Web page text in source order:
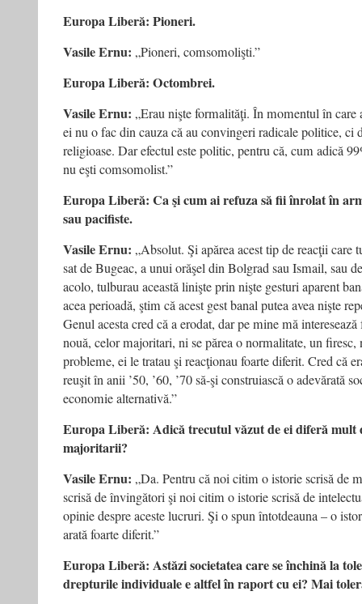
Europa Liberă: Pioneri.
Vasile Ernu: „Pioneri, comsomolişti.”
Europa Liberă: Octombrei.
Vasile Ernu: „Erau nişte formalităţi. În momentul în care
ei nu o fac din cauza că au convingeri radicale politice, ci
religioase. Dar efectul este politic, pentru că, cum adică
nu eşti comsomolist.”
Europa Liberă: Ca şi cum ai refuza să fii înrolat în
sau pacifiste.
Vasile Ernu: „Absolut. Şi apărea acest tip de reacţii care
sat de Bugeac, a unui orăşel din Bolgrad sau Ismail, sau
acolo, tulburau această linişte prin nişte gesturi aparent
acea perioadă, ştim că acest gest banal putea avea nişte
Genul acesta cred că a erodat, dar pe mine mă
nouă, celor majoritari, ni se părea o normalitate, un firesc,
probleme, ei le tratau şi reacţionau foarte diferit. Cred că
reuşit în anii ’50, ’60, ’70 să-şi construiască o adevărată
economie alternativă.”
Europa Liberă: Adică trecutul văzut de ei diferă mult
majoritarii?
Vasile Ernu: „Da. Pentru că noi citim o istorie scrisă de
scrisă de învingători şi noi citim o istorie scrisă de
opinie despre aceste lucruri. Şi o spun întotdeauna – o
arată foarte diferit.”
Europa Liberă: Astăzi societatea care se închină la
drepturile individuale e altfel în raport cu ei? Mai